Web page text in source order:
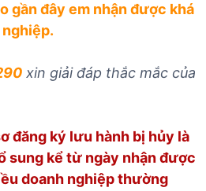
gần đây em nhận được khá
xin giải đáp thắc mắc của
đăng ký lưu hành bị hủy là
sung kể từ ngày nhận được
doanh nghiệp thường